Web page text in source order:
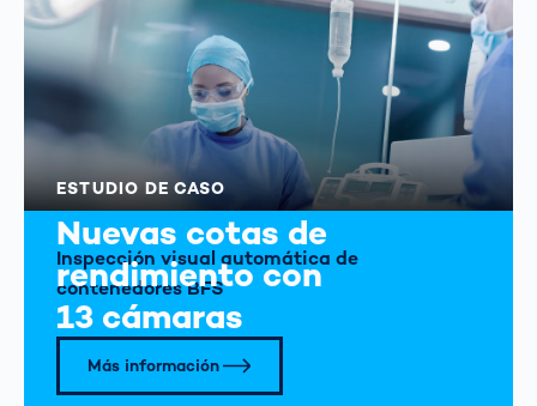
ESTUDIO DE CASO
Nuevas cotas de
rendimiento con
13 cámaras
Inspección visual automática de
contenedores BFS
Más información